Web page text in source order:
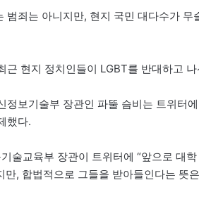
범죄는 아니지만, 현지 국민 대다수가
근 현지 정치인들이 LGBT를 반대하고
정보기술부 장관인 파뚤 슴비는 트위터
했다.
술교육부 장관이 트위터에 “앞으로 대
, 합법적으로 그들을 받아들인다는 뜻